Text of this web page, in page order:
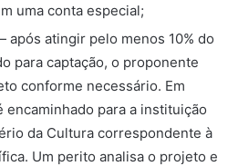
uma conta especial;
após atingir pelo menos 10% do
para captação, o proponente
conforme necessário. Em
encaminhado para a instituição
da Cultura correspondente à
Um perito analisa o projeto e